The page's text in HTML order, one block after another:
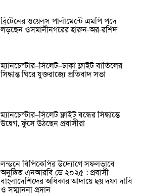
ব্রিটেনের ওয়েলস পার্লামেন্টে এমপি পদে
লড়ছেন ওসমানীনগরের হারুন-অর-রশিদ
ম্যানচেস্টার–সিলেট–ঢাকা ফ্লাইট বাতিলের
সিদ্ধান্ত ঘিরে যুক্তরাজ্যে প্রতিবাদ সভা
ম্যানচেস্টার–সিলেট ফ্লাইট বন্ধের সিদ্ধান্তে
উদ্বেগ, ফুঁসে উঠছেন প্রবাসীরা
লন্ডনে বিপিকেপির উদ্যোগে সফলভাবে
অনুষ্ঠিত এনআরবি ডে ২০২৫ : প্রবাসী
বাংলাদেশিদের অধিকার আদায়ে ছয় দফা দাবি
ও সম্মাননা প্রদান